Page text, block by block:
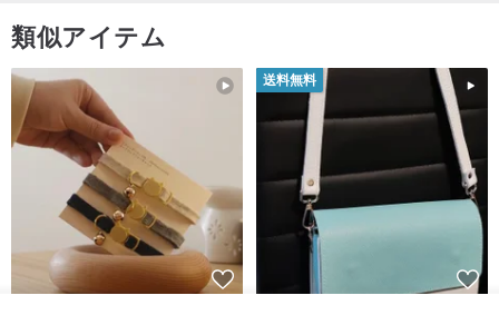
類似アイテム
送料無料